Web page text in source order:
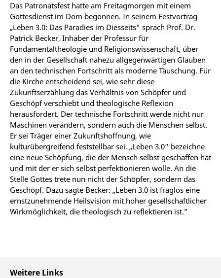
Das Patronatsfest hatte am Freitagmorgen mit einem
Gottesdienst im Dom begonnen. In seinem Festvortrag
„Leben 3.0: Das Paradies im Diesseits“ sprach Prof. Dr.
Patrick Becker, Inhaber der Professur für
Fundamentaltheologie und Religionswissenschaft, über
den in der Gesellschaft nahezu allgegenwärtigen Glauben
an den technischen Fortschritt als moderne Täuschung. Für
die Kirche entscheidend sei, wie sehr diese
Zukunftserzählung das Verhältnis von Schöpfer und
Geschöpf verschiebt und theologische Reflexion
herausfordert. Der technische Fortschritt werde nicht nur
Maschinen verändern, sondern auch die Menschen selbst.
Er sei Träger einer Zukunftshoffnung, wie
kulturübergreifend feststellbar sei. „Leben 3.0“ bezeichne
eine neue Schöpfung, die der Mensch selbst geschaffen hat
und mit der er sich selbst perfektionieren wolle. An die
Stelle Gottes trete nun nicht der Schöpfer, sondern das
Geschöpf. Dazu sagte Becker: „Leben 3.0 ist fraglos eine
ernstzunehmende Heilsvision mit hoher gesellschaftlicher
Wirkmöglichkeit, die theologisch zu reflektieren ist.”
Weitere Links